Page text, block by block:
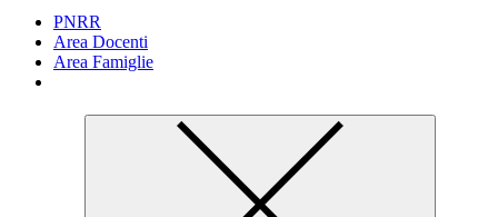
PNRR
Area Docenti
Area Famiglie